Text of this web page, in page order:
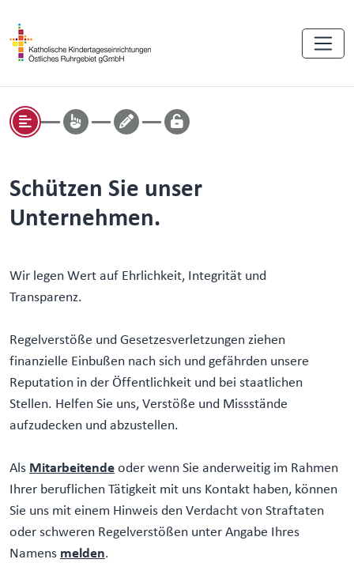
Schützen Sie unser
Unternehmen.
Wir legen Wert auf Ehrlichkeit, Integrität und
Transparenz.
Regelverstöße und Gesetzesverletzungen ziehen
finanzielle Einbußen nach sich und gefährden unsere
Reputation in der Öffentlichkeit und bei staatlichen
Stellen. Helfen Sie uns, Verstöße und Missstände
aufzudecken und abzustellen.
Als Mitarbeitende oder wenn Sie anderweitig im Rahmen
Ihrer beruflichen Tätigkeit mit uns Kontakt haben, können
Sie uns mit einem Hinweis den Verdacht von Straftaten
oder schweren Regelverstößen unter Angabe Ihres
Namens melden.